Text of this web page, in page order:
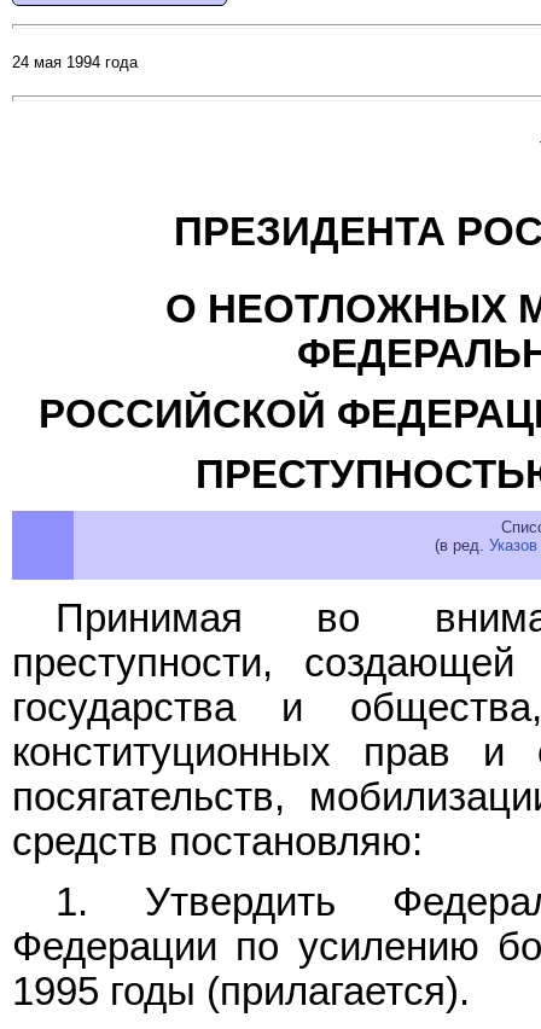
24 мая 1994 года
ПРЕЗИДЕНТА
О НЕОТЛОЖНЫХ
РОССИЙСКОЙ
(в ред. Указов
Принимая во
преступности, создающей
государства и
конституционных прав и
посягательств,
средств постановляю:
1. Утвердить
Федерации по усилению
1995 годы (прилагается).